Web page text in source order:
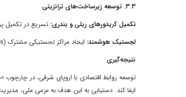
۳.۳. توسعه زیرساخت‌های ترانزیتی
تکمیل کریدورهای ریلی و بندری: تسریع در تکمیل
لجستیک هوشمند: ایجاد مراکز لجستیکی مشترک (Hubs) در ایران و کشورهای اروپای شرقی برای مدیریت کارآمدتر فرآیندهای گمرکی و انبارداری.
نتیجه‌گیری
توسعه روابط اقتصادی با اروپای شرقی، در
ایفا کند. دستیابی به این هدف به عزمی ملی،